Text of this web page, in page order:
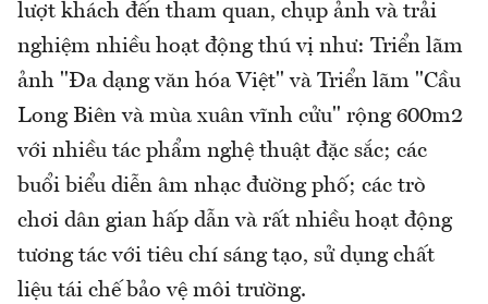
lượt khách đến tham quan, chụp ảnh và trải
nghiệm nhiều hoạt động thú vị như: Triển lãm
ảnh "Đa dạng văn hóa Việt" và Triển lãm "Cầu
Long Biên và mùa xuân vĩnh cửu" rộng 600m2
với nhiều tác phẩm nghệ thuật đặc sắc; các
buổi biểu diễn âm nhạc đường phố; các trò
chơi dân gian hấp dẫn và rất nhiều hoạt động
tương tác với tiêu chí sáng tạo, sử dụng chất
liệu tái chế bảo vệ môi trường.